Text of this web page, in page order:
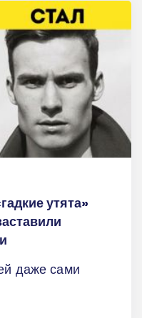
утята»
даже сами